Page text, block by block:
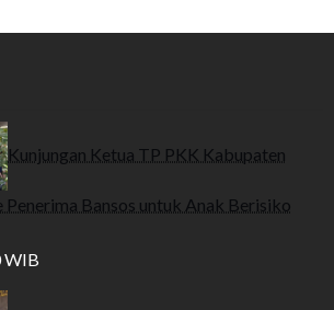
Kunjungan Ketua TP PKK Kabupaten
Penerima Bansos untuk Anak Berisiko
WIB